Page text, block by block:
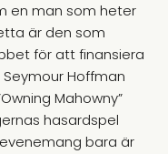
en man som heter
är den som
för att finansiera
Hoffman
Mahowny”
hasardspel
bara är